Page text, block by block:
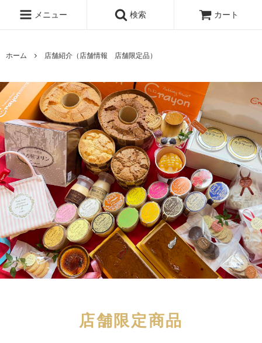
メニュー 検索 カート
ホーム 店舗紹介（店舗情報 店舗限定品）
店舗限定商品